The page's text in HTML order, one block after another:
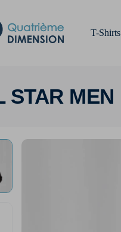
T-Shirts
STAR MEN